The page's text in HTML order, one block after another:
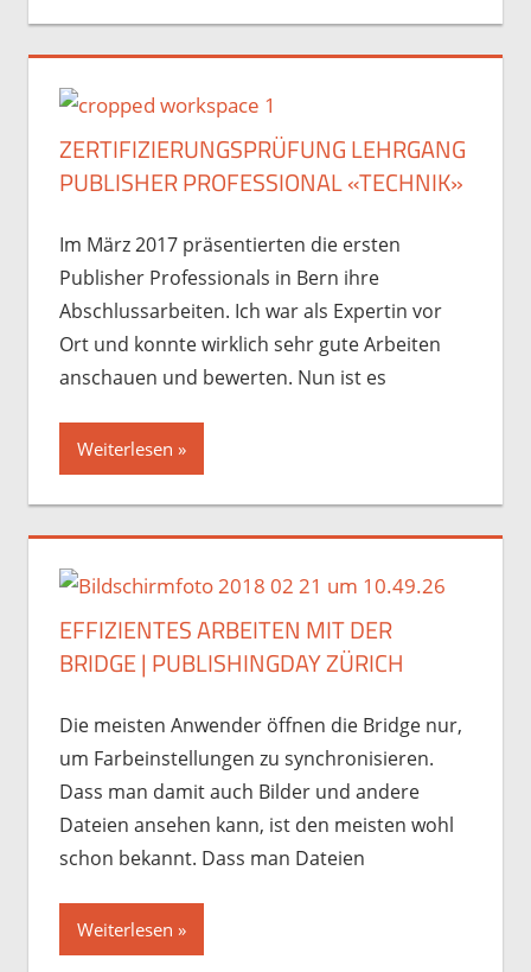
ZERTIFIZIERUNGSPRÜFUNG LEHRGANG
PUBLISHER PROFESSIONAL «TECHNIK»
Im März 2017 präsentierten die ersten
Publisher Professionals in Bern ihre
Abschlussarbeiten. Ich war als Expertin vor
Ort und konnte wirklich sehr gute Arbeiten
anschauen und bewerten. Nun ist es
Weiterlesen
EFFIZIENTES ARBEITEN MIT DER
BRIDGE | PUBLISHINGDAY ZÜRICH
Die meisten Anwender öffnen die Bridge nur,
um Farbeinstellungen zu synchronisieren.
Dass man damit auch Bilder und andere
Dateien ansehen kann, ist den meisten wohl
schon bekannt. Dass man Dateien
Weiterlesen